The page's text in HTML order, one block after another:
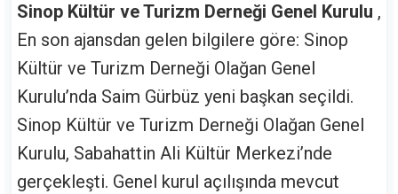
Sinop Kültür ve Turizm Derneği Genel Kurulu ,
En son ajansdan gelen bilgilere göre: Sinop
Kültür ve Turizm Derneği Olağan Genel
Kurulu’nda Saim Gürbüz yeni başkan seçildi.
Sinop Kültür ve Turizm Derneği Olağan Genel
Kurulu, Sabahattin Ali Kültür Merkezi’nde
gerçekleşti. Genel kurul açılışında mevcut